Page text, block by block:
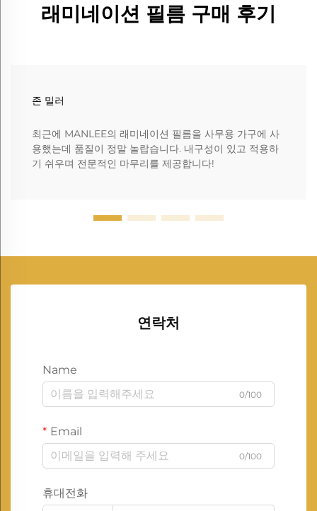
래미네이션 필름 구매 후기
존 밀러
최근에 MANLEE의 래미네이션 필름을 사무용 가구에 사
용했는데 품질이 정말 놀랍습니다. 내구성이 있고 적용하
기 쉬우며 전문적인 마무리를 제공합니다!
연락처
Name
0/100
Email
0/100
휴대전화